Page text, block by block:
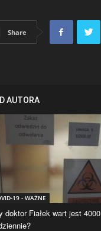
Share
AUTORA
19 - WAŻNE
doktor Fiałek wart jest 4000